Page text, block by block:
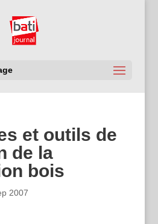
et outils de
de la
bois
2007